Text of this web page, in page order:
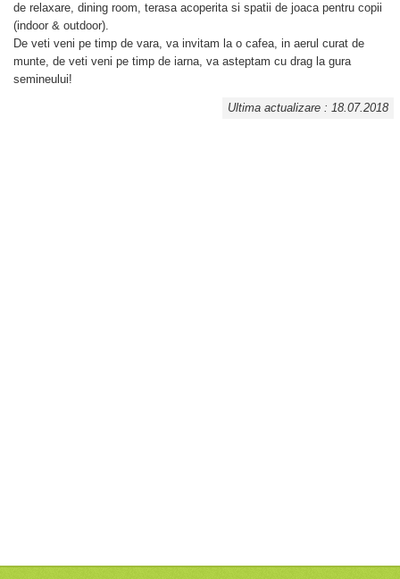
de relaxare, dining room, terasa acoperita si spatii de joaca pentru copii
(indoor & outdoor).
De veti veni pe timp de vara, va invitam la o cafea, in aerul curat de
munte, de veti veni pe timp de iarna, va asteptam cu drag la gura
semineului!
Ultima actualizare : 18.07.2018